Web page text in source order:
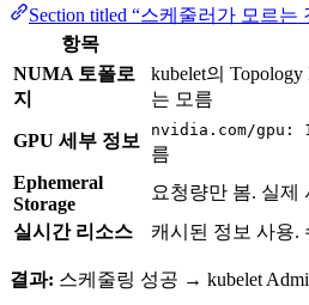
Section titled “스케줄러가 모르는
항목
NUMA 토폴로
지
kubelet의
는 모름
GPU 세부 정보
nvidia.com/gpu:
름
Ephemeral
Storage
요청량만 봄. 실제
실시간 리소스
캐시된 정보 사용.
결과: 스케줄링 성공 → kubelet